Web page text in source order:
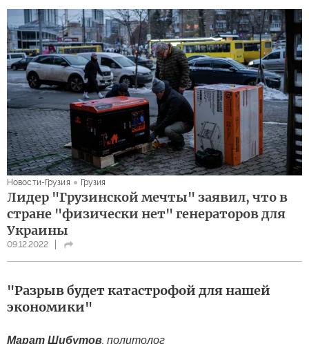
Новости-Грузия Грузия
Лидер "Грузинской мечты" заявил, что в
стране "физически нет" генераторов для
Украины
09.12.2022
"Разрыв будет катастрофой для нашей
экономики"
Марат Шибутов, политолог